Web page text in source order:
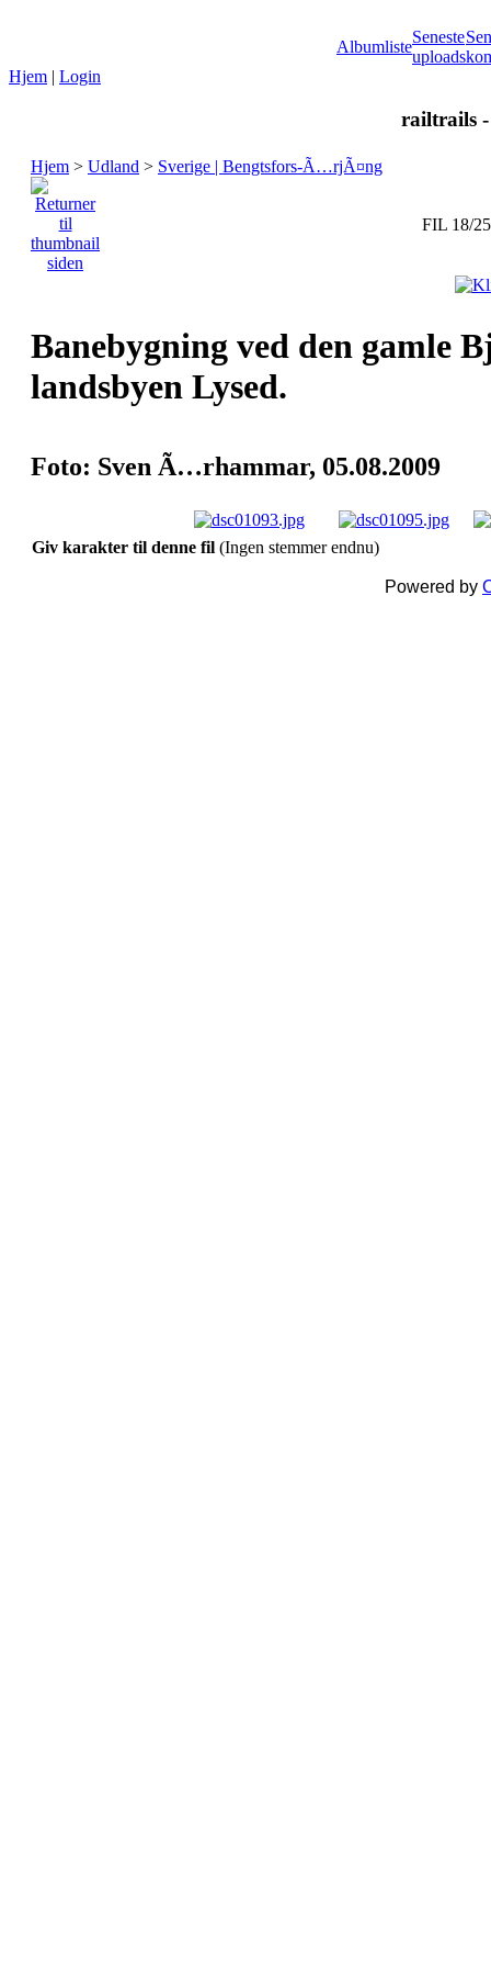
Albumliste
Seneste
uploads
Hjem | Login
railtrails
Hjem > Udland > Sverige | Bengtsfors-Ã…rjÃ¤ng
FIL 18/25
Banebygning ved den gamle
landsbyen Lysed.
Foto: Sven Ã…rhammar, 05.08.2009
Giv karakter til denne fil (Ingen stemmer endnu)
Powered by